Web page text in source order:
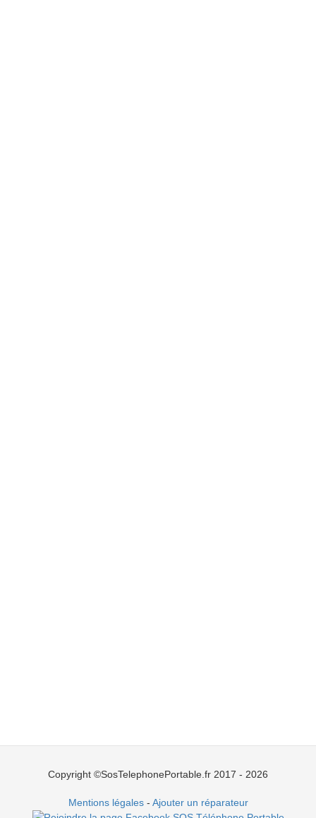
Copyright ©SosTelephonePortable.fr 2017 - 2026
Mentions légales- Ajouter un réparateur